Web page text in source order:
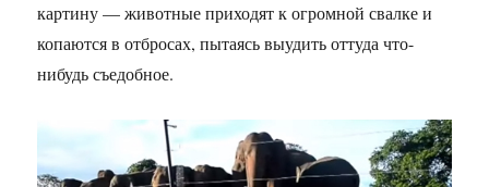
картину — животные приходят к огромной свалке и
копаются в отбросах, пытаясь выудить оттуда что-
нибудь съедобное.